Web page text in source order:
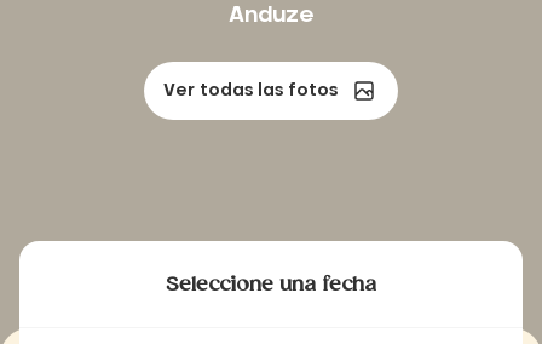
Anduze
Ver todas las fotos
Seleccione una fecha